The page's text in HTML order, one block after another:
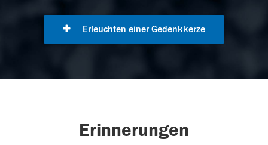
Erleuchten einer Gedenkkerze
Erinnerungen